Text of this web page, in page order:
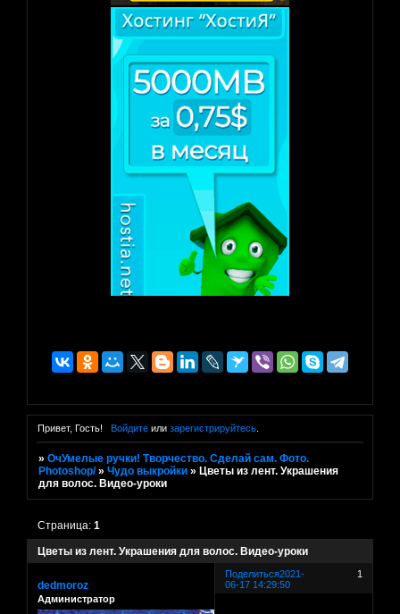
Привет, Гость! Войдитеили зарегистрируйтесь.
»ОчУмелые ручки! Творчество. Сделай сам. Фото.
Photoshop/ »Чудо выкройки » Цветы из лент. Украшения
для волос. Видео-уроки
Цветы из лент. Украшения для волос. Видео-уроки
Страница:1
Поделиться 1
2021-
06-17 14:29:50
dedmoroz
Администратор